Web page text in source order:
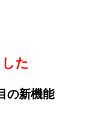
た
の新機能